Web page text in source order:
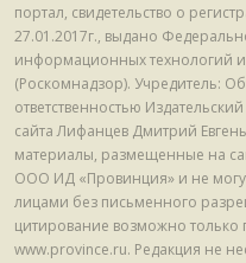
портал, свидетельство о
27.01.2017г., выдано
информационных технологий
(Роскомнадзор). Учредитель:
ответственностью
сайта Лифанцев Дмитрий
материалы, размещенные на
ООО ИД «Провинция» и не
лицами без письменного
цитирование возможно только
www.province.ru. Редакция не